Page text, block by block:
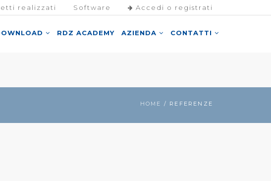
realizzati Software Accedi o registrati
RDZ ACADEMY AZIENDA CONTATTI
HOME / REFERENZE